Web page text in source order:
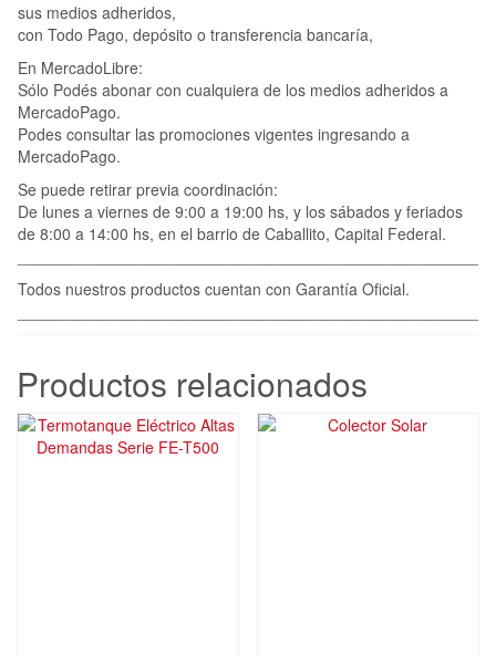
sus medios adheridos,
con Todo Pago, depósito o transferencia bancaría,
En MercadoLibre:
Sólo Podés abonar con cualquiera de los medios adheridos a
MercadoPago.
Podes consultar las promociones vigentes ingresando a
MercadoPago.
Se puede retirar previa coordinación:
De lunes a viernes de 9:00 a 19:00 hs, y los sábados y feriados
de 8:00 a 14:00 hs, en el barrio de Caballito, Capital Federal.
Todos nuestros productos cuentan con Garantía Oficial.
Productos relacionados